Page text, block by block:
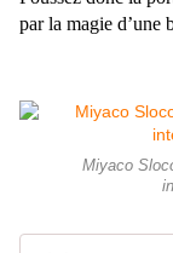
par la magie
Miyaco